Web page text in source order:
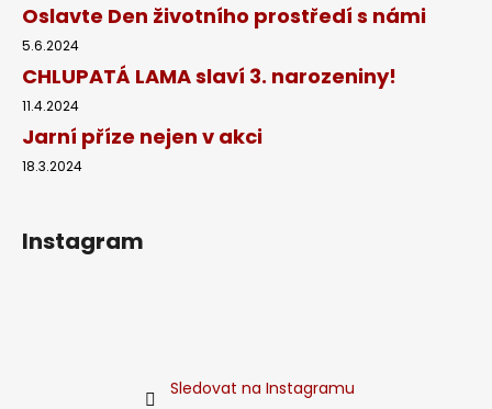
Oslavte Den životního prostředí s námi
5.6.2024
CHLUPATÁ LAMA slaví 3. narozeniny!
11.4.2024
Jarní příze nejen v akci
18.3.2024
Instagram
Sledovat na Instagramu